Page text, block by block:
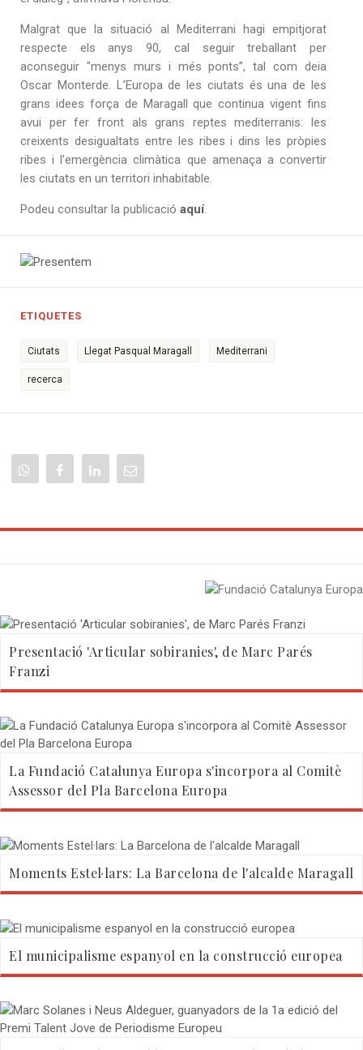
Malgrat que la situació al Mediterrani hagi empitjorat
respecte els anys 90, cal seguir treballant per
aconseguir "menys murs i més ponts”, tal com deia
Oscar Monterde. L’Europa de les ciutats és una de les
grans idees força de Maragall que continua vigent fins
avui per fer front als grans reptes mediterranis: les
creixents desigualtats entre les ribes i dins les pròpies
ribes i l’emergència climàtica que amenaça a convertir
les ciutats en un territori inhabitable.
Podeu consultar la publicació aquí.
ETIQUETES
Ciutats Llegat Pasqual Maragall Mediterrani
recerca
Presentació 'Articular sobiranies', de Marc Parés
Franzi
La Fundació Catalunya Europa s'incorpora al Comitè
Assessor del Pla Barcelona Europa
Moments Estel·lars: La Barcelona de l'alcalde Maragall
El municipalisme espanyol en la construcció europea